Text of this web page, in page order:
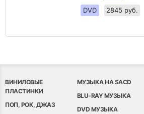
DVD 2845 руб.
ВИНИЛОВЫЕ
ПЛАСТИНКИ
ПОП, РОК, ДЖАЗ
МУЗЫКА НА SACD
BLU-RAY МУЗЫКА
DVD МУЗЫКА